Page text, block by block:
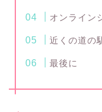
オンライン
近くの道の
最後に